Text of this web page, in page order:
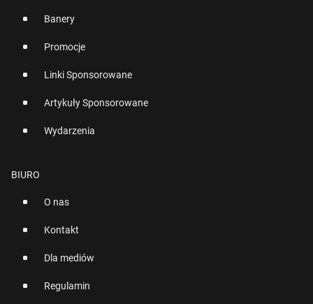
Banery
Promocje
Linki Sponsorowane
Artykuły Sponsorowane
Wydarzenia
BIURO
O nas
Kontakt
Dla mediów
Regulamin